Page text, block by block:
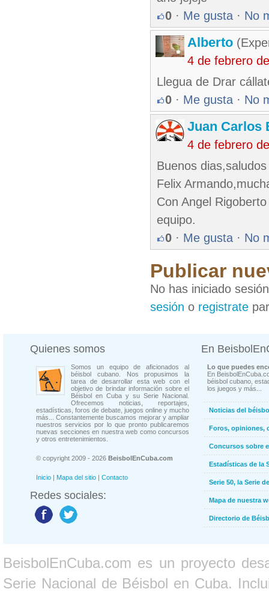
0 · Me gusta · No
Alberto
4 de febrero
Llegua de Drar
0 · Me gusta · No
Juan Carlos
4 de febrero
Buenos
Felix
Con Angel
equipo.
0 · Me gusta · No
Publicar
No has iniciado
sesión o registrate
Quienes somos
Somos un equipo de aficionados al
béisbol cubano. Nos propusimos la
tarea de desarrollar esta web con el
objetivo de brindar información sobre el
Béisbol en Cuba y su Serie Nacional.
Ofrecemos noticias, reportajes,
estadísticas, foros de debate, juegos online y mucho
más... Constantemente buscamos mejorar y ampliar
nuestros servicios por lo que pronto publicaremos
nuevas secciones en nuestra web como concursos
y otros entretenimientos.
© copyright 2009 - 2026 BeisbolEnCuba.com
Inicio | Mapa del sitio | Contacto
Redes sociales:
En
Lo que puedes
En
béisbol cubano,
los juegos y más...
Noticias del
Foros, opiniones,
Concursos sobre
Estadísticas de la
Serie 50, la Serie
Mapa de nuestra
Directorio de
BeisbolEnCuba.com es un proyecto
Serie Nacional de Béisbol en Cuba.